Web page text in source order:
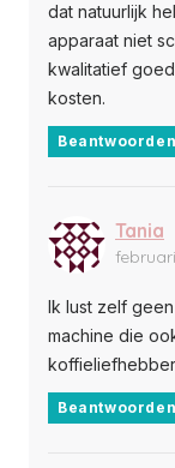
dat natuurlijk
apparaat niet
kwalitatief
kosten.
Beantwoorden
Tania
Ik lust zelf
machine die
koffieliefhebber
Beantwoorden